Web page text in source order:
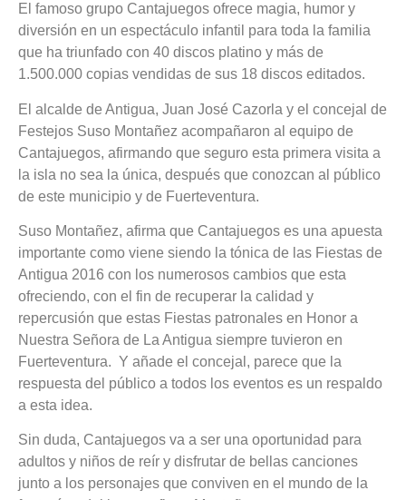
El famoso grupo Cantajuegos ofrece magia, humor y
diversión en un espectáculo infantil para toda la familia
que ha triunfado con 40 discos platino y más de
1.500.000 copias vendidas de sus 18 discos editados.
El alcalde de Antigua, Juan José Cazorla y el concejal de
Festejos Suso Montañez acompañaron al equipo de
Cantajuegos, afirmando que seguro esta primera visita a
la isla no sea la única, después que conozcan al público
de este municipio y de Fuerteventura.
Suso Montañez, afirma que Cantajuegos es una apuesta
importante como viene siendo la tónica de las Fiestas de
Antigua 2016 con los numerosos cambios que esta
ofreciendo, con el fin de recuperar la calidad y
repercusión que estas Fiestas patronales en Honor a
Nuestra Señora de La Antigua siempre tuvieron en
Fuerteventura. Y añade el concejal, parece que la
respuesta del público a todos los eventos es un respaldo
a esta idea.
Sin duda, Cantajuegos va a ser una oportunidad para
adultos y niños de reír y disfrutar de bellas canciones
junto a los personajes que conviven en el mundo de la